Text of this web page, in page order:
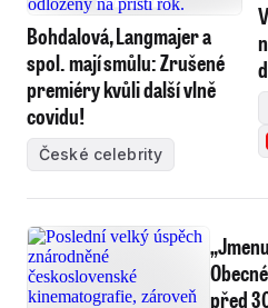
Bohdalová, Langmajer a
spol. mají smůlu: Zrušené
premiéry kvůli další vlně
covidu!
České celebrity
před